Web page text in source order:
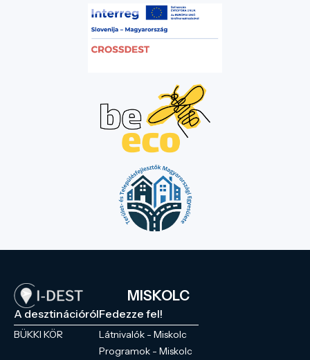
MISKOLC
A desztinációról
BÜKKI KÖR
Fedezze fel!
Látnivalók - Miskolc
Programok - Miskolc